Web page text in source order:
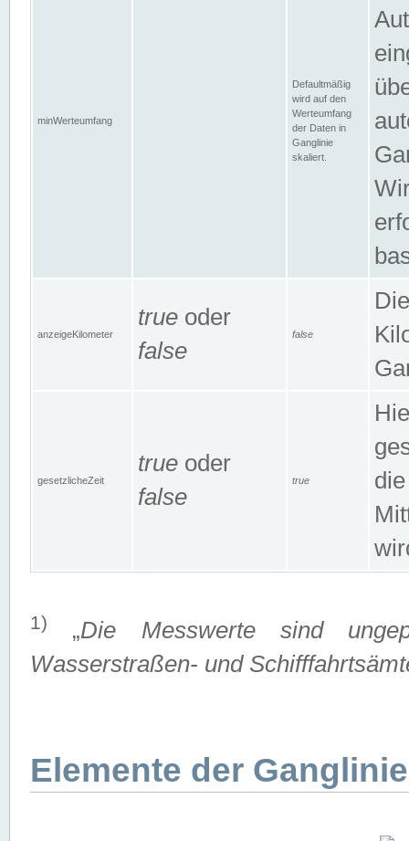
minWerteumfang
Defaultmäßig
wird auf den
Werteumfang
der Daten in
Ganglinie
skaliert.
anzeigeKilometer
true oder
false
false
gesetzlicheZeit
true oder
false
true
1) „Die Messwerte sind
Wasserstraßen- und
Elemente der